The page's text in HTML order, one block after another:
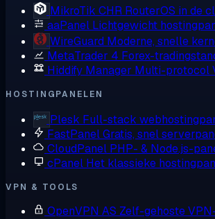
MikroTik CHR RouterOS in de
aaPanel Lichtgewicht
WireGuard Moderne, snelle
MetaTrader 4 Forex-
Hiddify Manager Multi-protocol
HOSTINGPANELEN
Plesk Full-stack
FastPanelGratis, snel
CloudPanel PHP- & Node.js-
cPanel Het klassieke
VPN & TOOLS
OpenVPN AS Zelf-gehoste